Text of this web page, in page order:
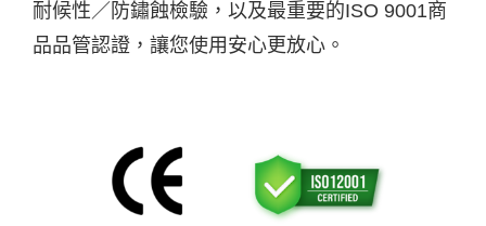
耐候性／防鏽蝕檢驗 ，以及最重要的ISO 9001商
品品管認證，讓您使用安心更放心。